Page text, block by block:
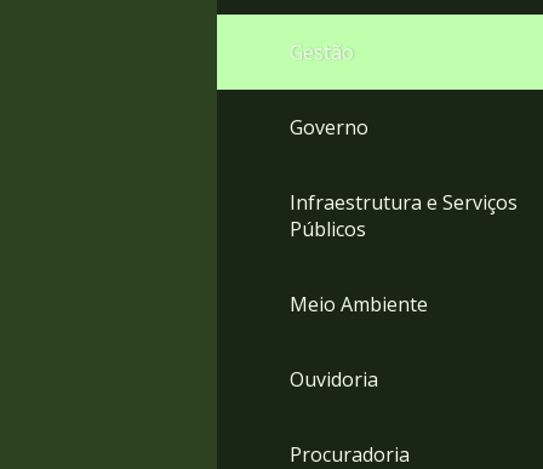
Gestão
Governo
Infraestrutura e Serviços
Públicos
Meio Ambiente
Ouvidoria
Procuradoria